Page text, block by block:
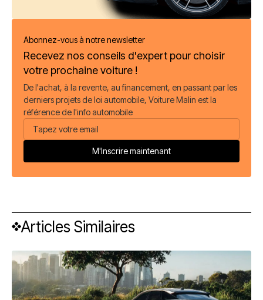
Abonnez-vous à notre newsletter
Recevez nos conseils d'expert pour choisir
votre prochaine voiture !
De l'achat, à la revente, au financement, en passant par les
derniers projets de loi automobile, Voiture Malin est la
référence de l'info automobile
Articles Similaires